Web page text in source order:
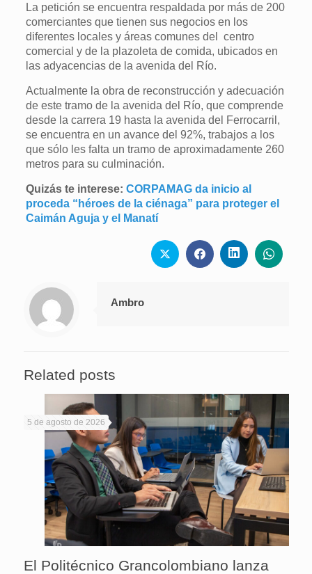
La petición se encuentra respaldada por más de 200
comerciantes que tienen sus negocios en los
diferentes locales y áreas comunes del centro
comercial y de la plazoleta de comida, ubicados en
las adyacencias de la avenida del Río.
Actualmente la obra de reconstrucción y adecuación
de este tramo de la avenida del Río, que comprende
desde la carrera 19 hasta la avenida del Ferrocarril,
se encuentra en un avance del 92%, trabajos a los
que sólo les falta un tramo de aproximadamente 260
metros para su culminación.
Quizás te interese:CORPAMAG da inicio al
proceda “héroes de la ciénaga” para proteger el
Caimán Aguja y el Manatí
Ambro
Related posts
5 de agosto de 2026
El Politécnico Grancolombiano lanza